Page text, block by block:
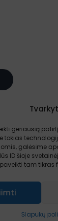
geriausią
tokias
galėsime
ID šioje
tam tikras
Slapukų